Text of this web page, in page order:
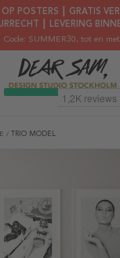
POSTERS ┃ GRATIS
┃ LEVERING
Code: SUMMER30, tot en
/ TRIO MODEL